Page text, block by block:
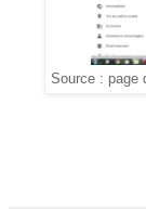
Source : page